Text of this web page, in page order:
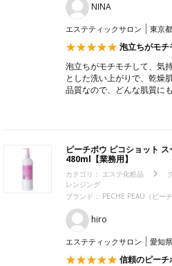
NINA
エステティックサロン 東京都
泡立ちがモチ
泡立ちがモチモチして、気
とした洗い上がりで、乾燥
品質なので、どんな肌質に
ピーチポウ ピコショット
480ml【業務用】
カテゴリ： エステ化粧品
レンジング
ブランド： PECHE PEAU（ピー
hiro
エステティックサロン 愛知県
信頼のピーチ